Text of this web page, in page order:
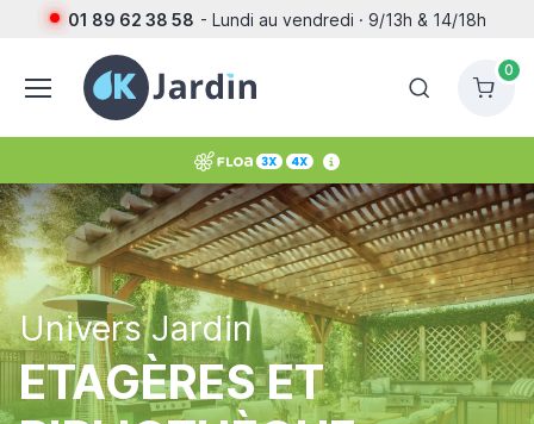
01 89 62 38 58 - Lundi au vendredi · 9/13h & 14/18h
0
Univers Jardin
ETAGÈRES ET